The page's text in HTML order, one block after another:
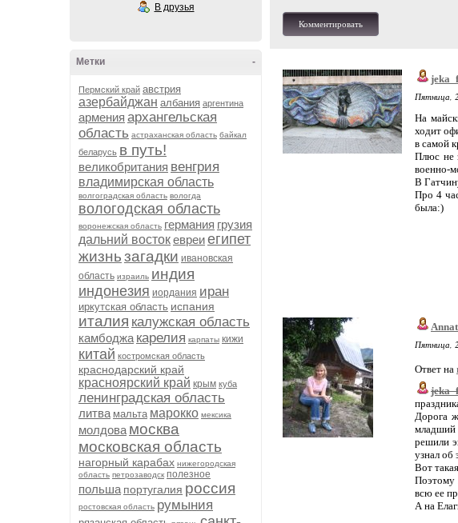
В друзья
-
Метки
Пермский край австрия
азербайджан албания аргентина
армения архангельская
область астраханская область байкал
беларусь в путь!
великобритания венгрия
владимирская область
волгоградская область вологда
вологодская область
воронежская область германия грузия
дальний востокевреиегипет
жизньзагадки ивановская
область израиль индия
индонезия иордания иран
иркутская область испания
италия калужская область
камбоджа карелия карпаты кижи
китай костромская область
краснодарский край
красноярский край крым куба
ленинградская область
литва мальта марокко мексика
молдова москва
московская область
нагорный карабах нижегородская
область петрозаводск полезное
польша португалия россия
ростовская область румыния
Комментировать
Пятница,
На
ходит
в самой
Плюс не
военно-
В
Про 4
была:)
Пятница,
Ответ на
Дорога
младший
решили
узнал об
Вот
Поэтому
всю ее
А на